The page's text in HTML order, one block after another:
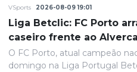
ponto na partida inaugural
Estádio da Luz.
VSports 2026-08-09 19:01
Liga Betclic: FC Porto
caseiro frente ao Alverca
O FC Porto, atual campeão
domingo na Liga Portugal